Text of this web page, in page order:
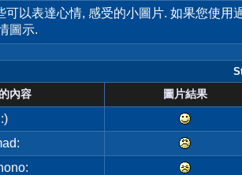
可以表達心情, 感受的小圖片. 如果您使
圖示.
內容 圖片結果
:)